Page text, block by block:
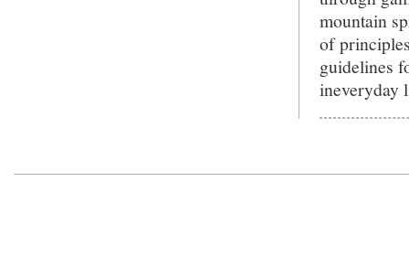
mountain
of
guidelines
ineveryday